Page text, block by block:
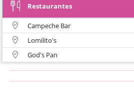
Restaurantes
Campeche Bar
Lomilito's
God's Pan